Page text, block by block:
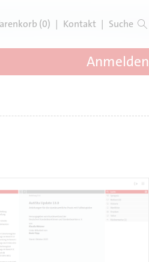
(0) | Kontakt | Suche
Anmelden